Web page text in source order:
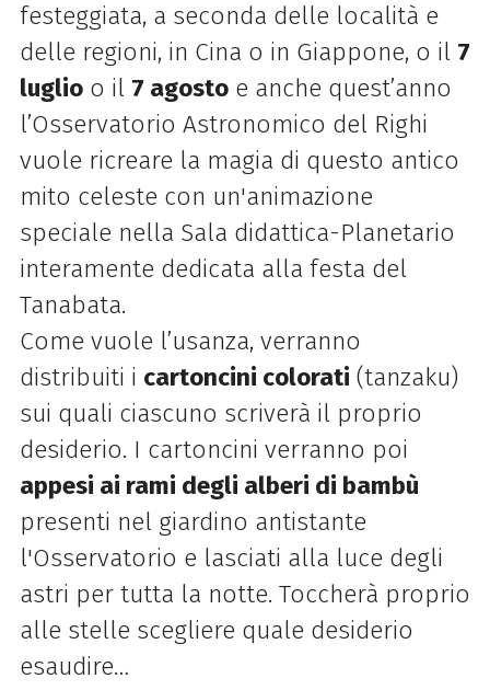
festeggiata, a seconda delle località e
delle regioni, in Cina o in Giappone, o il 7
luglioo il 7 agostoe anche quest’anno
l’Osservatorio Astronomico del Righi
vuole ricreare la magia di questo antico
mito celeste con un'animazione
speciale nella Sala didattica-Planetario
interamente dedicata alla festa del
Tanabata.
Come vuole l’usanza, verranno
distribuiti i cartoncini colorati (tanzaku)
sui quali ciascuno scriverà il proprio
desiderio. I cartoncini verranno poi
appesi ai rami degli alberi di bambù
presenti nel giardino antistante
l'Osservatorio e lasciati alla luce degli
astri per tutta la notte. Toccherà proprio
alle stelle scegliere quale desiderio
esaudire…